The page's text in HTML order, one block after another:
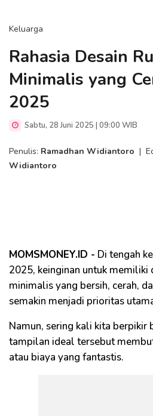
Keluarga
Rahasia Desain
Minimalis yang
2025
Sabtu, 28 Juni 2025 | 09:00 WIB
Penulis: Ramadhan Widiantoro |
Widiantoro
MOMSMONEY.ID - Di tengah
2025, keinginan untuk memiliki
minimalis yang bersih, cerah,
semakin menjadi prioritas
Namun, sering kali kita berpikir
tampilan ideal tersebut
atau biaya yang fantastis.